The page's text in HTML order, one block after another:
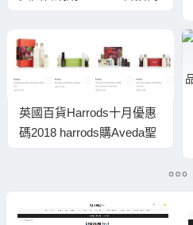
英國百貨Harrods十月優惠
碼2018 harrods購Aveda聖